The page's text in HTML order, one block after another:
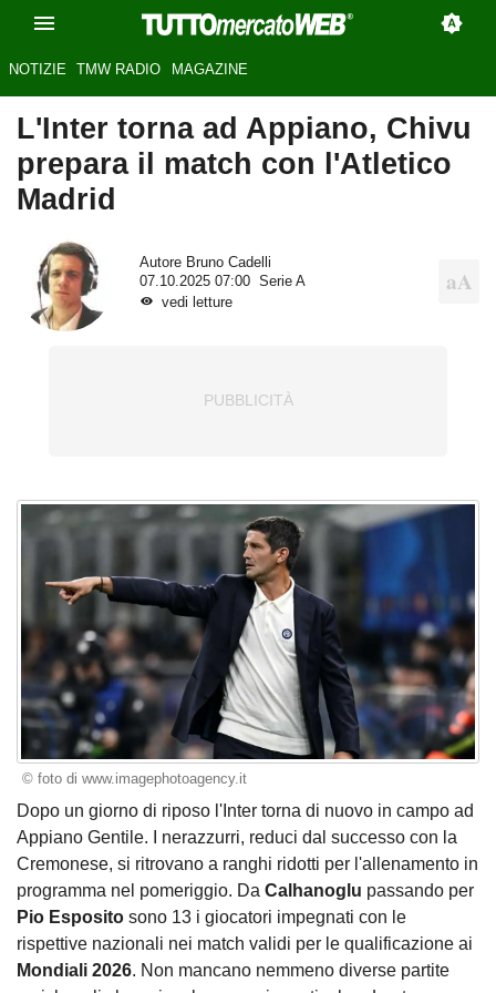
NOTIZIE TMW RADIO MAGAZINE
L'Inter torna ad Appiano, Chivu
prepara il match con l'Atletico
Madrid
Autore Bruno Cadelli
07.10.2025 07:00
Serie A
vedi letture
© foto di www.imagephotoagency.it
Dopo un giorno di riposo l'Inter torna di nuovo in campo ad
Appiano Gentile. I nerazzurri, reduci dal successo con la
Cremonese, si ritrovano a ranghi ridotti per l'allenamento in
programma nel pomeriggio. Da Calhanoglu passando per
Pio Esposito sono 13 i giocatori impegnati con le
rispettive nazionali nei match validi per le qualificazione ai
Mondiali 2026. Non mancano nemmeno diverse partite